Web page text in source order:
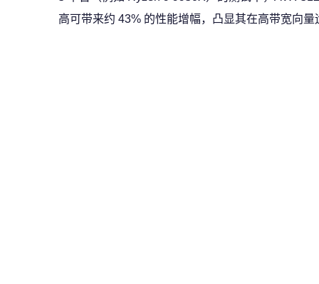
高可带来约 43% 的性能增幅，凸显其在高带宽向量